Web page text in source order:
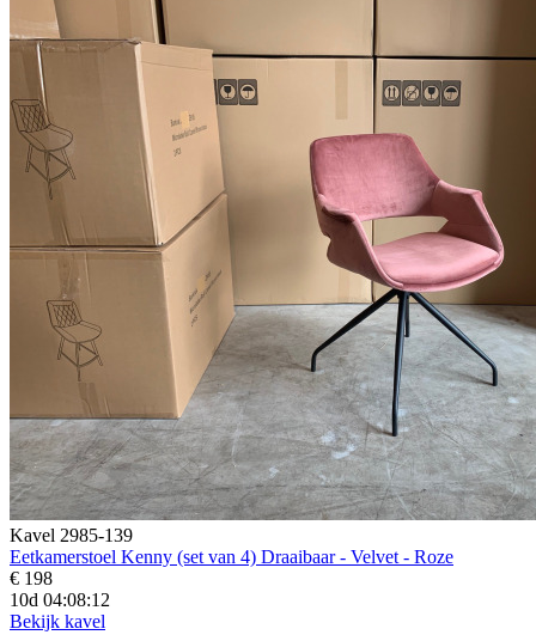
Kavel 2985-139
Eetkamerstoel Kenny (set van 4) Draaibaar - Velvet - Roze
€ 198
10d 04:08:10
Bekijk kavel